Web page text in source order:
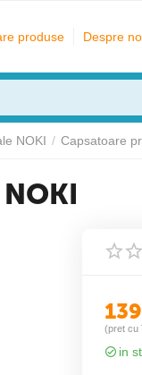
produse Despre
NOKI / Capsatoare
139
(pret cu
in